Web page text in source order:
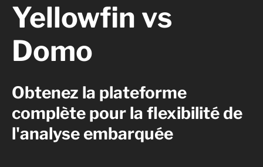
Yellowfin vs
Domo
Obtenez la plateforme
complète pour la flexibilité de
l'analyse embarquée